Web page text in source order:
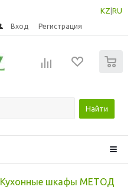
KZ RU
Вход Регистрация
Найти
Кухонные шкафы МЕТОД